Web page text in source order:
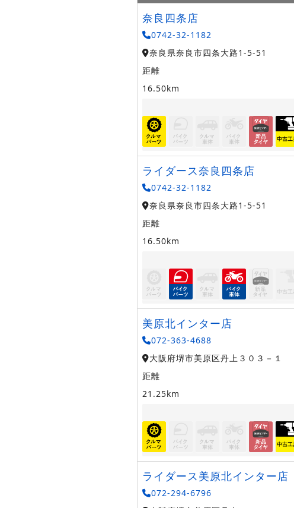
奈良四条店
0742-32-1182
奈良県奈良市四条大路1-5-51
距離
16.50km
ライダース奈良四条店
0742-32-1182
奈良県奈良市四条大路1-5-51
距離
16.50km
美原北インター店
072-363-4688
大阪府堺市美原区丹上３０３－１
距離
21.25km
ライダース美原北インター店
072-294-6796